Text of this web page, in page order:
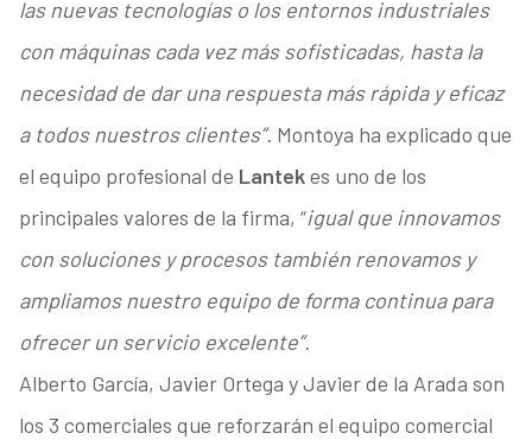
las nuevas tecnologías o los entornos industriales
con máquinas cada vez más sofisticadas, hasta la
necesidad de dar una respuesta más rápida y eficaz
a todos nuestros clientes”. Montoya ha explicado que
el equipo profesional de Lantekes uno de los
principales valores de la firma, “igual que innovamos
con soluciones y procesos también renovamos y
ampliamos nuestro equipo de forma continua para
ofrecer un servicio excelente”.
Alberto García, Javier Ortega y Javier de la Arada son
los 3 comerciales que reforzarán el equipo comercial